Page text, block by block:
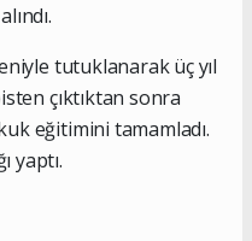
tutuklanarak üç yıl
çıktıktan sonra
eğitimini tamamladı.
yaptı.